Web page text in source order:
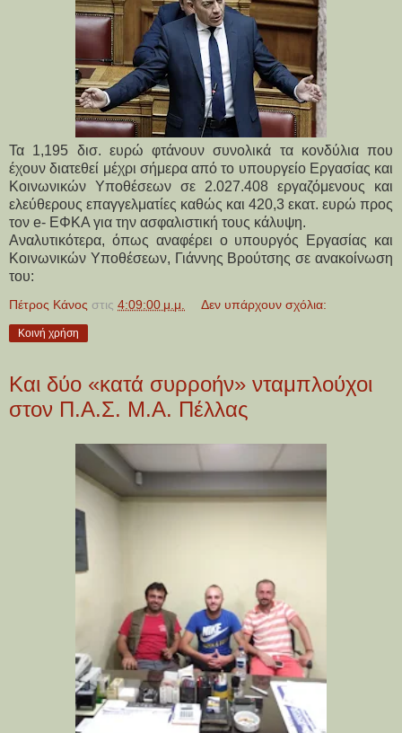
Τα 1,195 δισ. ευρώ φτάνουν συνολικά τα κονδύλια που
έχουν διατεθεί μέχρι σήμερα από τo υπουργείο Εργασίας και
Κοινωνικών Υποθέσεων σε 2.027.408 εργαζόμενους και
ελεύθερους επαγγελματίες καθώς και 420,3 εκατ. ευρώ προς
τον e- ΕΦΚΑ για την ασφαλιστική τους κάλυψη.
Αναλυτικότερα, όπως αναφέρει ο υπουργός Εργασίας και
Κοινωνικών Υποθέσεων, Γιάννης Βρούτσης σε ανακοίνωση
του:
Πέτρος Κάνος στις 4:09:00 μ.μ. Δεν υπάρχουν σχόλια:
Κοινή χρήση
Και δύο «κατά συρροήν» νταμπλούχοι
στον Π.Α.Σ. Μ.Α. Πέλλας